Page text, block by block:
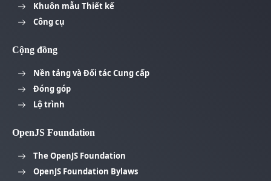
Khuôn mẫu Thiết kế
Công cụ
Cộng đồng
Nền tảng và Đối tác Cung cấp
Đóng góp
Lộ trình
OpenJS Foundation
The OpenJS Foundation
OpenJS Foundation Bylaws